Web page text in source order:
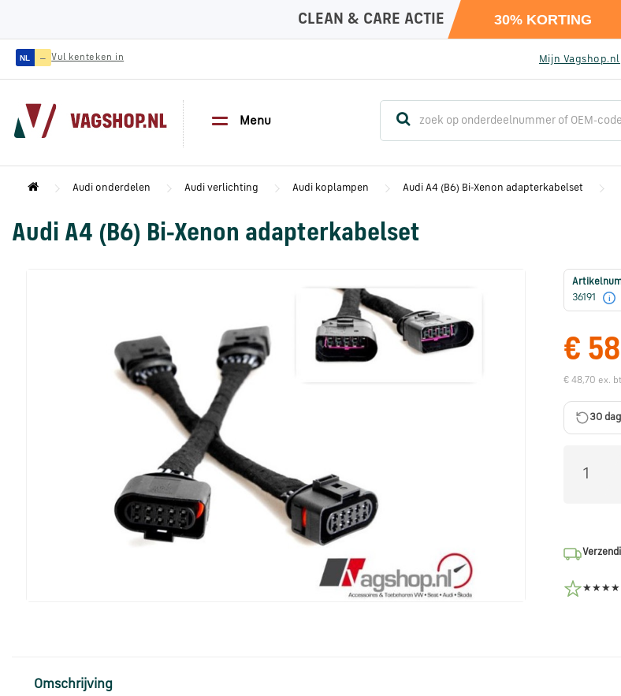
CLEAN & CARE ACTIE 30% KORTING
NL — Vul kenteken in Mijn Vagshop.nl
Menu
Audi onderdelen Audi verlichting Audi koplampen Audi A4 (B6) Bi-Xenon adapterkabelset
Audi A4 (B6) Bi-Xenon adapterkabelset
36191
i
€
€ 48,70 ex.
30
★★★★★
Omschrijving